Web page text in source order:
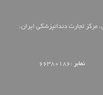
مرکز تجارت دندانپزشکی ایران،
نمابر :66380186